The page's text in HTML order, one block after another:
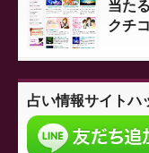
当た
クチ
占い情報サイトハ